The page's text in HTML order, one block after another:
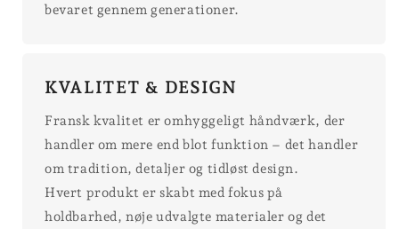
bevaret gennem generationer.
KVALITET & DESIGN
Fransk kvalitet er omhyggeligt håndværk, der
handler om mere end blot funktion – det handler
om tradition, detaljer og tidløst design.
Hvert produkt er skabt med fokus på
holdbarhed, nøje udvalgte materialer og det